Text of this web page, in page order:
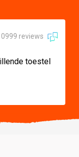
reviews
toestel